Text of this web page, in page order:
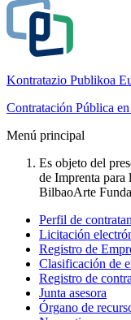
Kontratazio Publikoa
Contratación Pública
Menú principal
Es objeto del
de Imprenta para
BilbaoArte
Perfil de
Licitación
Registro de
Clasificación de
Registro de
Junta asesora
Órgano de